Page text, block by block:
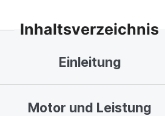
Inhaltsverzeichnis
Einleitung
Motor und Leistung